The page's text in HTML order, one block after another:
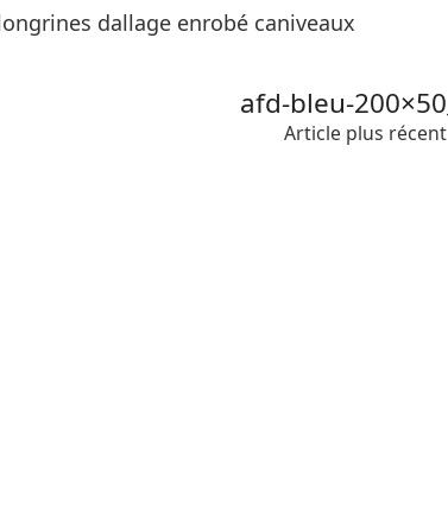
dallage enrobé caniveaux
afd-bleu-200×50
Article plus récent